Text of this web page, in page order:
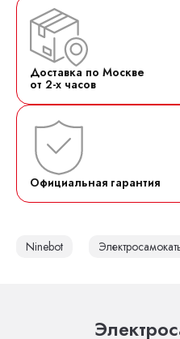
Доставка по Москве
от 2-х часов
Официальная гарантия
Ninebot